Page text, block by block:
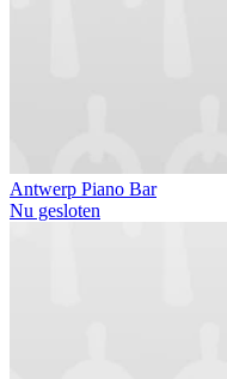
Antwerp Piano Bar
Nu gesloten